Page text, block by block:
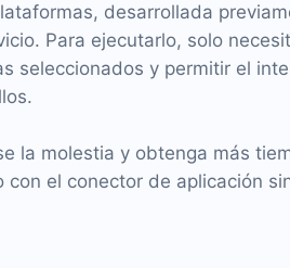
desarrollada
Para ejecutarlo, solo
seleccionados y permitir el
la molestia y obtenga más
con el conector de aplicación